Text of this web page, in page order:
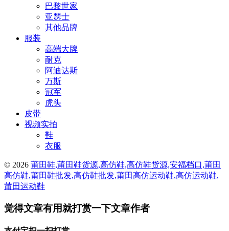
巴黎世家
亚瑟士
其他品牌
服装
高端大牌
耐克
阿迪达斯
万斯
冠军
虎头
皮带
视频实拍
鞋
衣服
© 2026 莆田鞋,莆田鞋货源,高仿鞋,高仿鞋货源,安福档口,莆田
高仿鞋,莆田鞋批发,高仿鞋批发,莆田高仿运动鞋,高仿运动鞋,
莆田运动鞋
觉得文章有用就打赏一下文章作者